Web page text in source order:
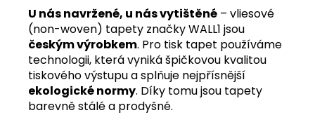
U nás navržené, u nás vytištěné – vliesové
(non-woven) tapety značky WALL1 jsou
českým výrobkem. Pro tisk tapet používáme
technologii, která vyniká špičkovou kvalitou
tiskového výstupu a splňuje nejpřísnější
ekologické normy. Díky tomu jsou tapety
barevně stálé a prodyšné.